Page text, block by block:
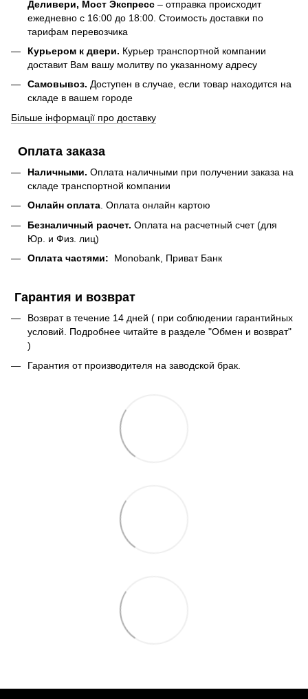
Деливери, Мост Экспресс – отправка происходит
ежедневно с 16:00 до 18:00. Стоимость доставки по
тарифам перевозчика
Курьером к двери. Курьер транспортной компании
доставит Вам вашу молитву по указанному адресу
Самовывоз. Доступен в случае, если товар находится на
складе в вашем городе
Більше інформації про доставку
Оплата заказа
Наличными. Оплата наличными при получении заказа на
складе транспортной компании
Онлайн оплата . Оплата онлайн картою
Безналичный расчет. Оплата на расчетный счет (для
Юр. и Физ. лиц)
Оплата частями: Monobank, Приват Банк
Гарантия и возврат
Возврат в течение 14 дней ( при соблюдении гарантийных
условий. Подробнее читайте в разделе "Обмен и возврат"
)
Гарантия от производителя на заводской брак.